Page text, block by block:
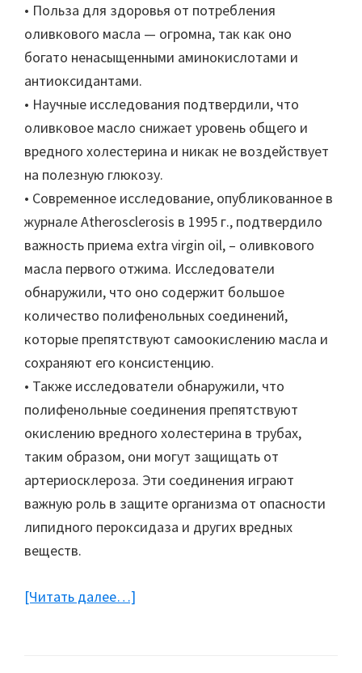
• Польза для здоровья от потребления
оливкового масла — огромна, так как оно
богато ненасыщенными аминокислотами и
антиоксидантами.
• Научные исследования подтвердили, что
оливковое масло снижает уровень общего и
вредного холестерина и никак не воздействует
на полезную глюкозу.
• Современное исследование, опубликованное в
журнале Atherosclerosis в 1995 г., подтвердило
важность приема extra virgin oil, – оливкового
масла первого отжима. Исследователи
обнаружили, что оно содержит большое
количество полифенольных соединений,
которые препятствуют самоокислению масла и
сохраняют его консистенцию.
• Также исследователи обнаружили, что
полифенольные соединения препятствуют
окислению вредного холестерина в трубах,
таким образом, они могут защищать от
артериосклероза. Эти соединения играют
важную роль в защите организма от опасности
липидного пероксидаза и других вредных
веществ.
[Читать далее…]